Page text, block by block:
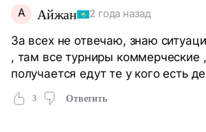
А Айжан 2 года назад
За всех не отвечаю, знаю
, там все турниры коммерческие
получается едут те у кого есть
3 Ответить